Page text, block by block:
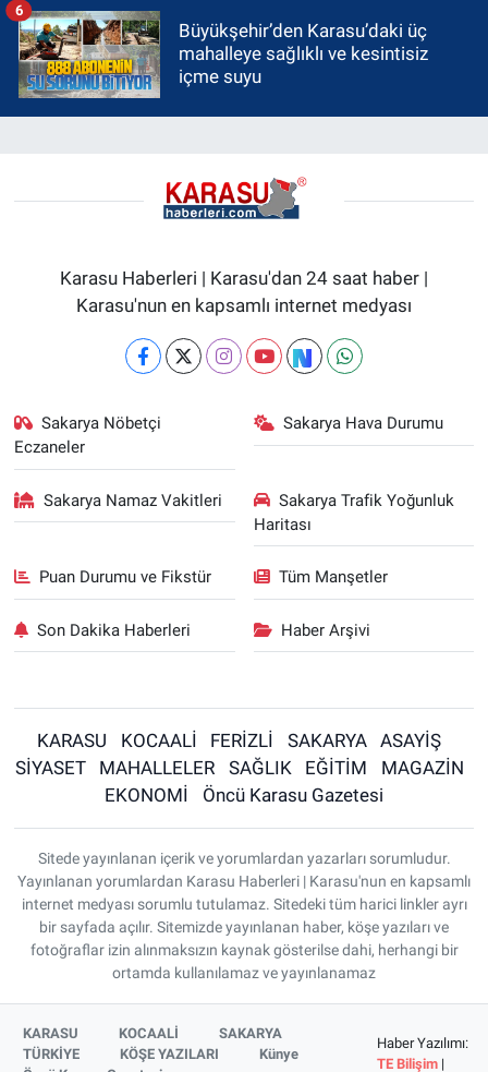
Büyükşehir’den Karasu’daki üç
mahalleye sağlıklı ve kesintisiz
içme suyu
6
Karasu Haberleri | Karasu'dan 24 saat haber |
Karasu'nun en kapsamlı internet medyası
Sakarya Nöbetçi
Eczaneler
Sakarya Hava Durumu
Sakarya Namaz Vakitleri
Sakarya Trafik Yoğunluk
Haritası
Puan Durumu ve Fikstür Tüm Manşetler
Son Dakika Haberleri Haber Arşivi
KARASU KOCAALİ FERİZLİ SAKARYA
ASAYİŞ
SİYASET
MAHALLELER SAĞLIK EĞİTİM
MAGAZİN
EKONOMİ
Öncü Karasu Gazetesi
Sitede yayınlanan içerik ve yorumlardan yazarları sorumludur.
Yayınlanan yorumlardan Karasu Haberleri | Karasu'nun en kapsamlı
internet medyası sorumlu tutulamaz. Sitedeki tüm harici linkler ayrı
bir sayfada açılır. Sitemizde yayınlanan haber, köşe yazıları ve
fotoğraflar izin alınmaksızın kaynak gösterilse dahi, herhangi bir
ortamda kullanılamaz ve yayınlanamaz
KARASU KOCAALİ
SAKARYA
TÜRKİYE
KÖŞE YAZILARI
Künye
Haber Yazılımı:
TE Bilişim|